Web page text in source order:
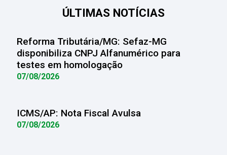
ÚLTIMAS NOTÍCIAS
Reforma Tributária/MG: Sefaz-MG
disponibiliza CNPJ Alfanumérico para
testes em homologação
07/08/2026
ICMS/AP: Nota Fiscal Avulsa
07/08/2026